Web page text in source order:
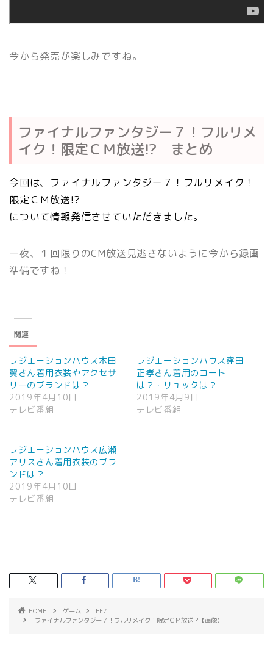
今から発売が楽しみですね。
ファイナルファンタジー７！フルリメ
イク！限定ＣＭ放送!? まとめ
今回は、ファイナルファンタジー７！フルリメイク！
限定ＣＭ放送!?
について情報発信させていただきました。
一夜、１回限りのCM放送見逃さないように今から録画
準備ですね！
関連
ラジエーションハウス本田
翼さん着用衣装やアクセサ
リーのブランドは？
2019年4月10日
テレビ番組
ラジエーションハウス窪田
正孝さん着用のコート
は？・リュックは？
2019年4月9日
テレビ番組
ラジエーションハウス広瀬
アリスさん着用衣装のブラ
ンドは？
2019年4月10日
テレビ番組
HOME ゲーム
FF7
ファイナルファンタジー７！フルリメイク！限定ＣＭ放送!?【画像】